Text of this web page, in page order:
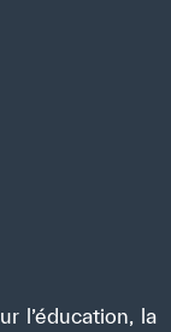
l’éducation, la